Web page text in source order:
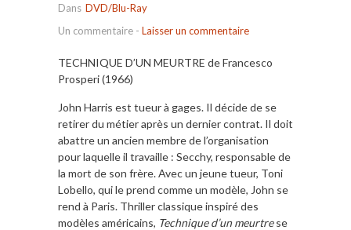
Dans DVD/Blu-Ray
Un commentaire - Laisser un commentaire
TECHNIQUE D’UN MEURTRE de Francesco
Prosperi (1966)
John Harris est tueur à gages. Il décide de se
retirer du métier après un dernier contrat. Il doit
abattre un ancien membre de l’organisation
pour laquelle il travaille : Secchy, responsable de
la mort de son frère. Avec un jeune tueur, Toni
Lobello, qui le prend comme un modèle, John se
rend à Paris. Thriller classique inspiré des
modèles américains, Technique d’un meurtrese